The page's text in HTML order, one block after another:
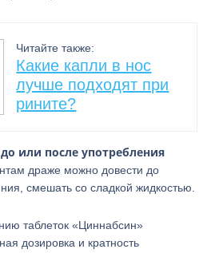
Читайте также:
Какие капли в нос
лучше подходят при
рините?
или после употребления
драже можно довести до
смешать со сладкой жидкостью.
таблеток «Циннабсин»
дозировка и кратность